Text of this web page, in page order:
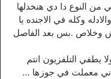
من النوع دا دي هنخدلها
وكله في الاجنده يا
وخلاص .بس بعد الفاصل
يطفي التلفزيون انتم
معملت في جوزها …